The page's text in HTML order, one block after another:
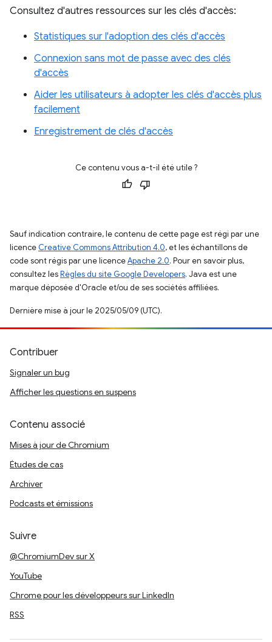
Consultez d'autres ressources sur les clés d'accès:
Statistiques sur l'adoption des clés d'accès
Connexion sans mot de passe avec des clés
d'accès
Aider les utilisateurs à adopter les clés d'accès plus
facilement
Enregistrement de clés d'accès
Ce contenu vous a-t-il été utile ?
Sauf indication contraire, le contenu de cette page est régi par une
licence Creative Commons Attribution 4.0, et les échantillons de
code sont régis par une licenceApache 2.0. Pour en savoir plus,
consultez lesRègles du site Google Developers. Java est une
marque déposée d'Oracle et/ou de ses sociétés affiliées.
Dernière mise à jour le 2025/05/09 (UTC).
Contribuer
Signaler un bug
Afficher les questions en suspens
Contenu associé
Mises à jour de Chromium
Études de cas
Archiver
Podcasts et émissions
Suivre
@ChromiumDev sur X
YouTube
Chrome pour les développeurs sur LinkedIn
RSS